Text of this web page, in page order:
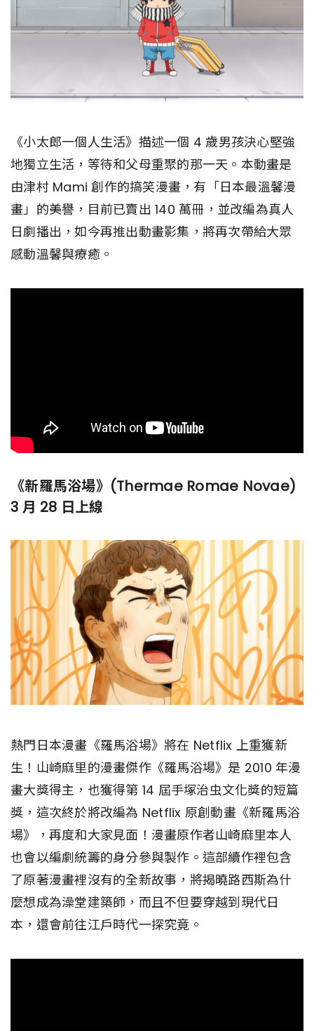
《小太郎一個人生活》描述一個 4 歲男孩決心堅強
地獨立生活，等待和父母重聚的那一天。本動畫是
由津村 Mami 創作的搞笑漫畫，有「日本最溫馨漫
畫」的美譽，目前已賣出 140 萬冊，並改編為真人
日劇播出，如今再推出動畫影集，將再次帶給大眾
感動溫馨與療癒。
《新羅馬浴場》(Thermae Romae Novae)
3 月 28 日上線
熱門日本漫畫《羅馬浴場》將在 Netflix 上重獲新
生！山崎麻里的漫畫傑作《羅馬浴場》是 2010 年漫
畫大獎得主，也獲得第 14 屆手塚治虫文化獎的短篇
獎，這次終於將改編為 Netflix 原創動畫《新羅馬浴
場》，再度和大家見面！漫畫原作者山崎麻里本人
也會以編劇統籌的身分參與製作。這部續作裡包含
了原著漫畫裡沒有的全新故事，將揭曉路西斯為什
麼想成為澡堂建築師，而且不但要穿越到現代日
本，還會前往江戶時代一探究竟。